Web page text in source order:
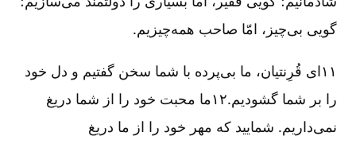
گویی بی‌چیز، امّا صاحب همه‌چیزیم.
۱۱ای قُرِنتیان، ما بی‌پرده با شما سخن گفتیم و دل خود
را بر شما گشودیم.۱۲ما محبت خود را از شما دریغ
نمی‌داریم. شمایید که مهر خود را از ما دریغ